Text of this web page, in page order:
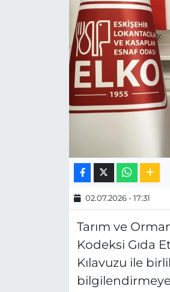
02.07.2026 - 17:31
Tarım ve
Kodeksi Gıda
Kılavuzu ile
ESKİŞEHİRSPOR